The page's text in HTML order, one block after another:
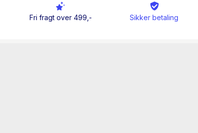
Hvem er vi jordboere?
Ved vi hvad det vil sige at bebo jorden? Hvis
Fri fragt over 499,- Sikker betaling